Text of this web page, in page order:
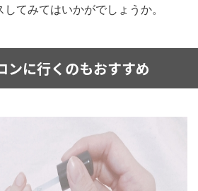
てみてはいかがでしょうか。
ンに行くのもおすすめ